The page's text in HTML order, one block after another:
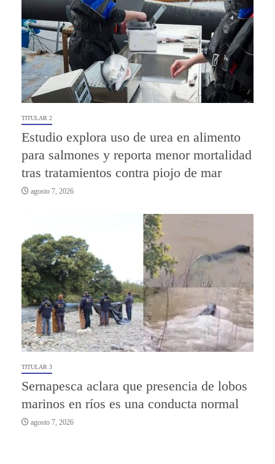
TITULAR 2
Estudio explora uso de urea en alimento
para salmones y reporta menor mortalidad
tras tratamientos contra piojo de mar
agosto 7, 2026
TITULAR 3
Sernapesca aclara que presencia de lobos
marinos en ríos es una conducta normal
agosto 7, 2026